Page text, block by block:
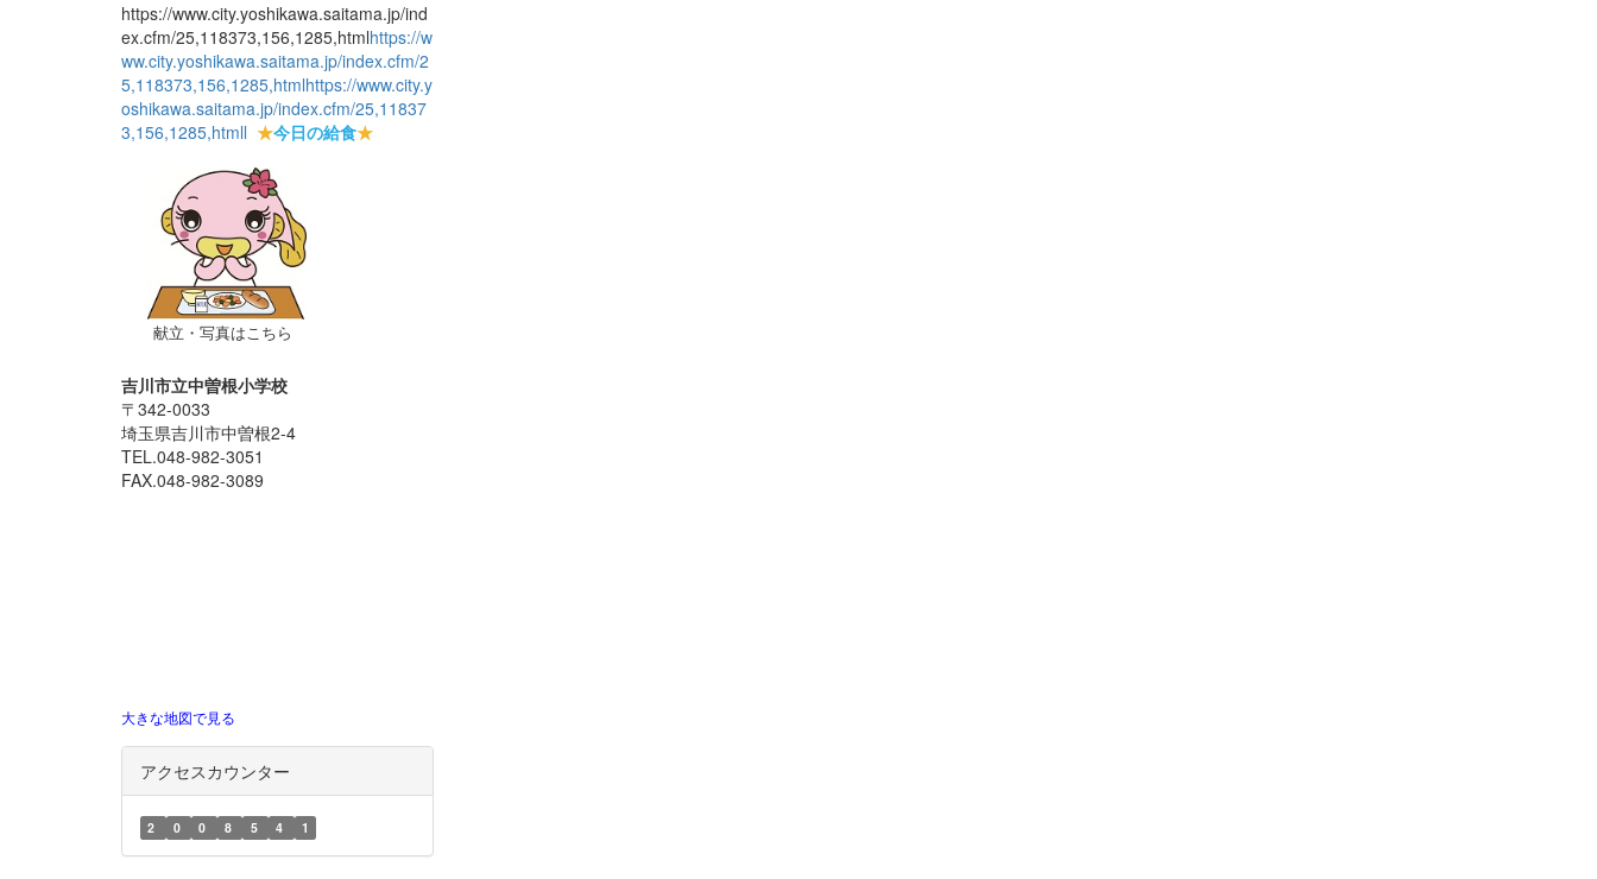
https://www.city.yoshikawa.saitama.jp/ind
ex.cfm/25,118373,156,1285,htmlhttps://w
ww.city.yoshikawa.saitama.jp/index.cfm/2
5,118373,156,1285,htmlhttps://www.city.y
oshikawa.saitama.jp/index.cfm/25,11837
3,156,1285,htmll ★今日の給食★
献立・写真はこちら
吉川市立中曽根小学校
〒342-0033
埼玉県吉川市中曽根2-4
TEL.048-982-3051
FAX.048-982-3089
大きな地図で見る
アクセスカウンター
2 0 0 8 5 4 1